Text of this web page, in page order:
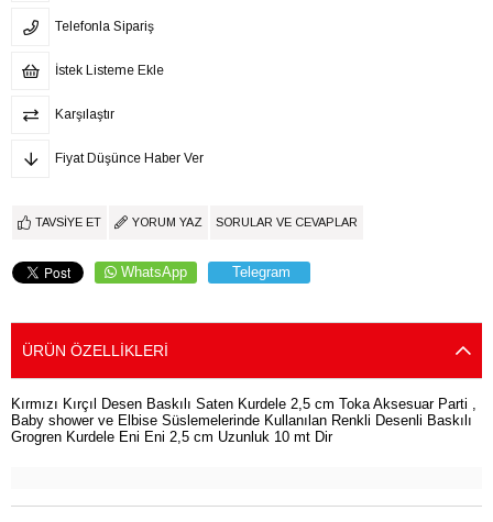
Telefonla Sipariş
İstek Listeme Ekle
Karşılaştır
Fiyat Düşünce Haber Ver
TAVSIYE ET YORUM YAZ SORULAR VE CEVAPLAR
WhatsApp Telegram
ÜRÜN ÖZELLIKLERI
Kırmızı Kırçıl Desen Baskılı Saten Kurdele 2,5 cm Toka Aksesuar Parti ,
Baby shower ve Elbise Süslemelerinde Kullanılan Renkli Desenli Baskılı
Grogren Kurdele Eni Eni 2,5 cm Uzunluk 10 mt Dir